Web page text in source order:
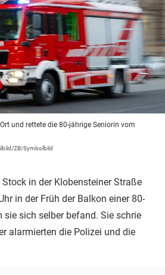
und rettete die 80-jährige Seniorin vom
ZB/Symbolbild
Stock in der Klobensteiner Straße
in der Früh der Balkon einer 80-
sie sich selber befand. Sie schrie
alarmierten die Polizei und die